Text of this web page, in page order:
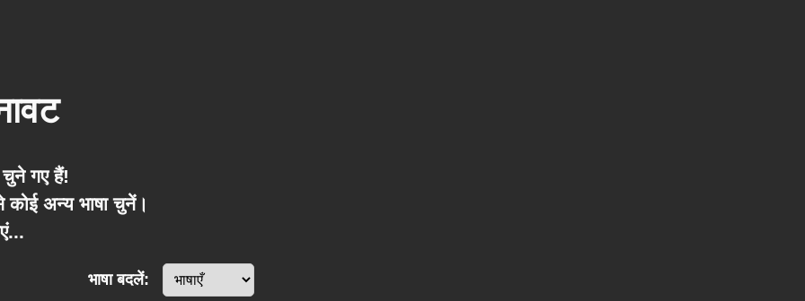
गए हैं!
अन्य भाषा चुनें।
भाषा बदलें: